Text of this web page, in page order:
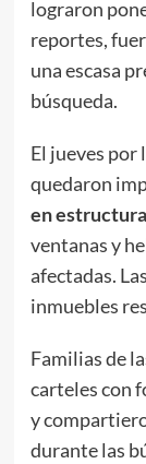
lograron
reportes,
una escasa
búsqueda.
El jueves por
quedaron
en
ventanas y
afectadas.
inmuebles
Familias de
carteles con
y
durante las